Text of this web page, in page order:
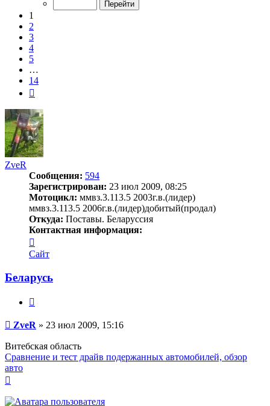
1
2
3
4
5
…
14
ZveR
Сообщения: 594
Зарегистрирован: 23 июл 2009, 08:25
Мотоцикл: ммвз.3.113.5 2003г.в.(лидер)
ммвз.3.113.5 2006г.в.(лидер)добитый(продал)
Откуда: Поставы. Беларуссия
Контактная информация:
информация
пользователя
Сайт
Беларусь
Сообщение
ZveR » 23 июл 2009, 15:16
Витебская область
Сравнение и тест драйв подержанных автомобилей, обзор
авто
началу